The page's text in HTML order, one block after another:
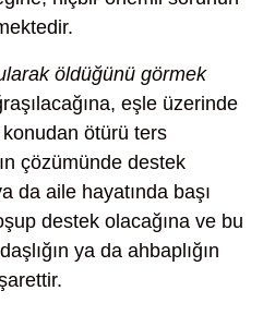
öldüğünü görmek
eşle üzerinde
ötürü ters
çözümünde destek
da aile hayatında başı
destek olacağına ve bu
ya da ahbaplığın